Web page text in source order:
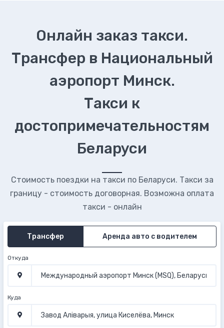
Онлайн заказ такси.
Трансфер в Национальный
аэропорт Минск.
Такси к
достопримечательностям
Беларуси
Стоимость поездки на такси по Беларуси. Такси за
границу - стоимость договорная. Возможна оплата
такси - онлайн
Трансфер Аренда авто с водителем
Откуда
Куда